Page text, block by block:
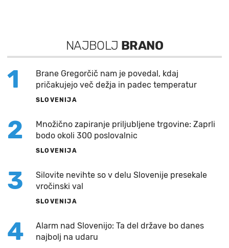
NAJBOLJ BRANO
1
Brane Gregorčič nam je povedal, kdaj
pričakujejo več dežja in padec temperatur
SLOVENIJA
2
Množično zapiranje priljubljene trgovine: Zaprli
bodo okoli 300 poslovalnic
SLOVENIJA
3
Silovite nevihte so v delu Slovenije presekale
vročinski val
SLOVENIJA
4
Alarm nad Slovenijo: Ta del države bo danes
najbolj na udaru